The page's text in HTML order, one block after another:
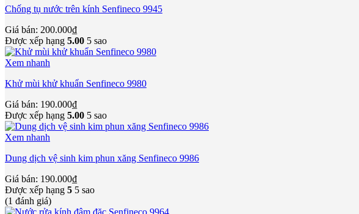
Chống tụ nước trên kính Senfineco 9945
Giá bán: 200.000₫
Được xếp hạng 5.00 5 sao
Xem nhanh
Khử mùi khử khuẩn Senfineco 9980
Giá bán: 190.000₫
Được xếp hạng 5.00 5 sao
Xem nhanh
Dung dịch vệ sinh kim phun xăng Senfineco 9986
Giá bán: 190.000₫
Được xếp hạng 5 5 sao
(1 đánh giá)